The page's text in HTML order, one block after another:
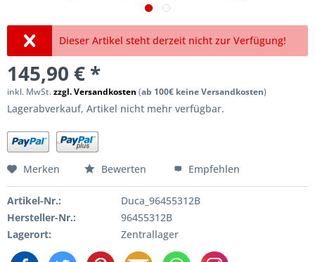
Dieser Artikel steht derzeit nicht zur Verfügung!
145,90 € *
inkl. MwSt.zzgl. Versandkosten (ab 100€ keine Versandkosten)
Lagerabverkauf, Artikel nicht mehr verfügbar.
Merken Bewerten Empfehlen
Artikel-Nr.:
Duca_96455312B
Hersteller-Nr.:
96455312B
Lagerort:
Zentrallager